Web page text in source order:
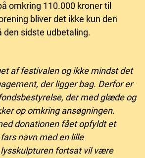
omkring 110.000 kroner til
bliver det ikke kun den
den sidste udbetaling.
af festivalen og ikke mindst det
der ligger bag. Derfor er
der med glæde og
op omkring ansøgningen.
donationen fået opfyldt et
navn med en lille
fortsat vil være